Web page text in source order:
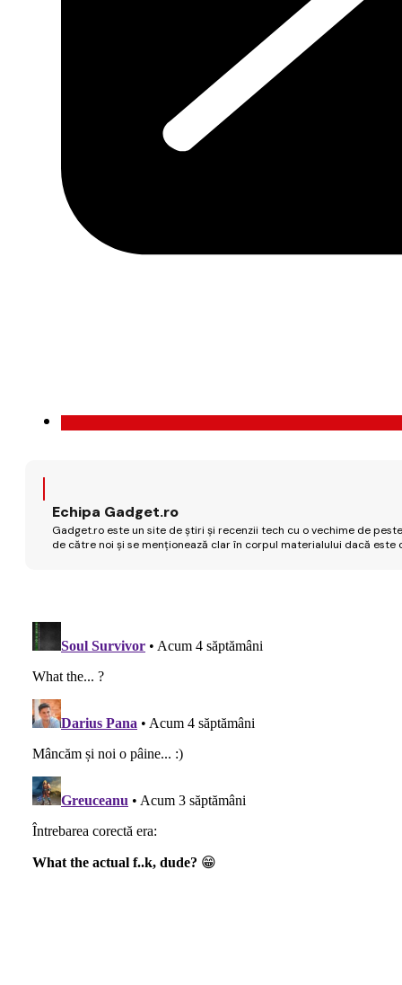
Echipa Gadget.ro
Gadget.ro este un site de știri și recenzii tech cu o vechime de
de către noi și se menționează clar în corpul materialului dacă este